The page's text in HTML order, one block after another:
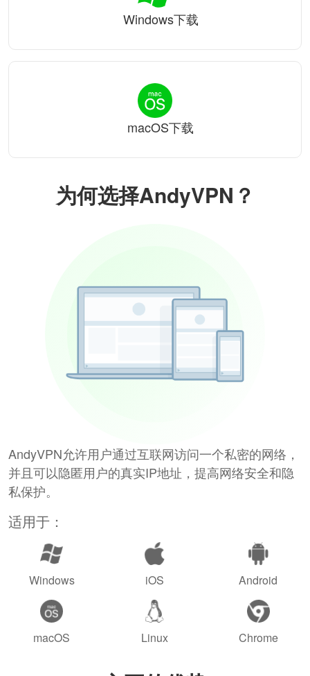
为何选择AndyVPN？
AndyVPN允许用户通过互联网访问一个私密的网络，
并且可以隐匿用户的真实IP地址，提高网络安全和隐
私保护。
适用于：
Windows iOS Android
macOS Linux Chrome
Windows下载
macOS下载